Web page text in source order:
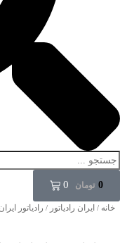
تومان 0
0
خانه / ایران رادیاتور / رادیاتور